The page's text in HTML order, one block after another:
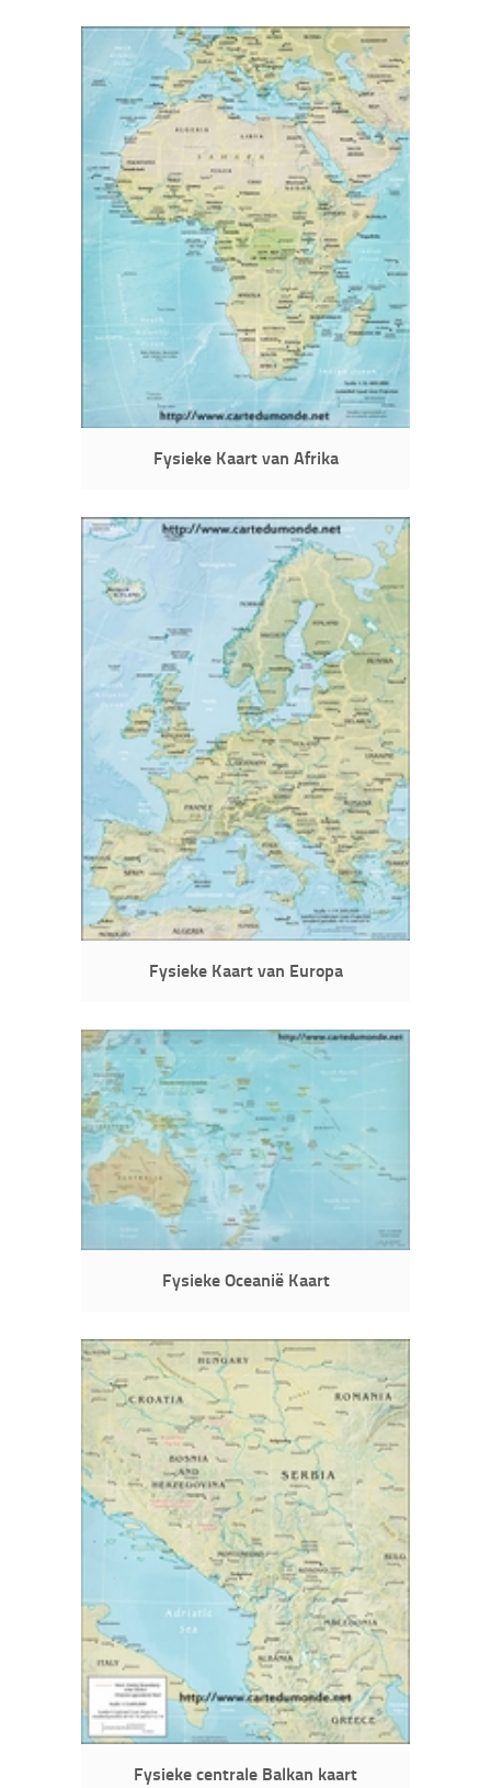
Fysieke Kaart van Afrika
Fysieke Kaart van Europa
Fysieke Oceanië Kaart
Fysieke centrale Balkan kaart